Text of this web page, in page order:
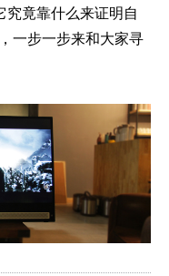
究竟靠什么来证明自
一步一步来和大家寻